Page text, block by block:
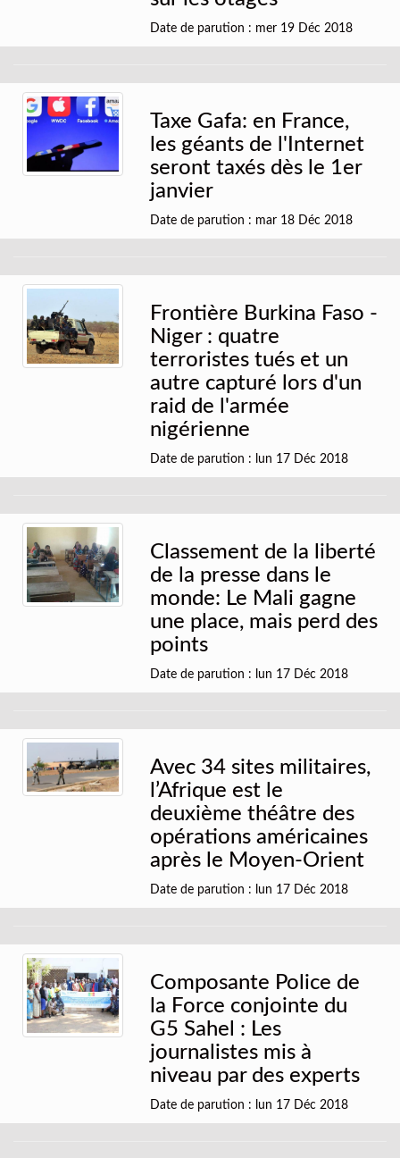
Date de parution : mer 19 Déc 2018
Taxe Gafa: en France,
les géants de l'Internet
seront taxés dès le 1er
janvier
Date de parution : mar 18 Déc 2018
Frontière Burkina Faso -
Niger : quatre
terroristes tués et un
autre capturé lors d'un
raid de l'armée
nigérienne
Date de parution : lun 17 Déc 2018
Classement de la liberté
de la presse dans le
monde: Le Mali gagne
une place, mais perd des
points
Date de parution : lun 17 Déc 2018
Avec 34 sites militaires,
l’Afrique est le
deuxième théâtre des
opérations américaines
après le Moyen-Orient
Date de parution : lun 17 Déc 2018
Composante Police de
la Force conjointe du
G5 Sahel : Les
journalistes mis à
niveau par des experts
Date de parution : lun 17 Déc 2018